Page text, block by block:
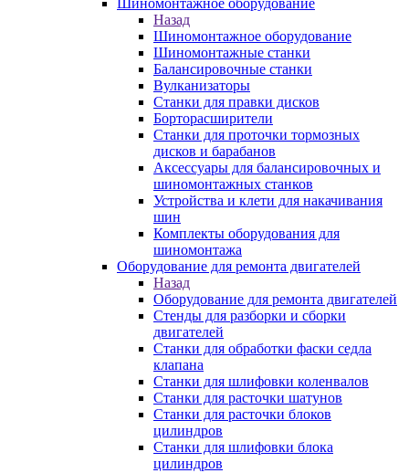
Шиномонтажное оборудование
Назад
Шиномонтажное оборудование
Шиномонтажные станки
Балансировочные станки
Вулканизаторы
Станки для правки дисков
Борторасширители
Станки для проточки тормозных
дисков и барабанов
Аксессуары для балансировочных и
шиномонтажных станков
Устройства и клети для накачивания
шин
Комплекты оборудования для
шиномонтажа
Оборудование для ремонта двигателей
Назад
Оборудование для ремонта двигателей
Стенды для разборки и сборки
двигателей
Станки для обработки фаски седла
клапана
Станки для шлифовки коленвалов
Станки для расточки шатунов
Станки для расточки блоков
цилиндров
Станки для шлифовки блока
цилиндров